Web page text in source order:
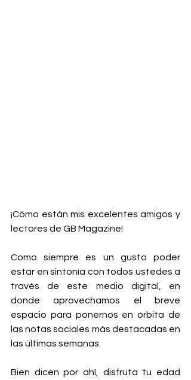
¡Cómo están mis excelentes amigos y
lectores de GB Magazine!
Como siempre es un gusto poder
estar en sintonía con todos ustedes a
través de este medio digital, en
donde aprovechamos el breve
espacio para ponernos en órbita de
las notas sociales más destacadas en
las últimas semanas.
Bien dicen por ahí, disfruta tu edad